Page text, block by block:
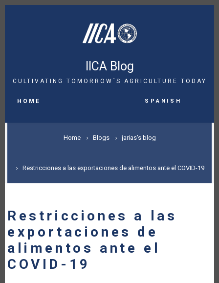
Skip
IICA Blog
CULTIVATING TOMORROW´S AGRICULTURE TODAY
NAVIGATION
HOME Spanish
BREADCRUMB
Home Blogs jarias's blog
Restricciones a las exportaciones de alimentos ante el COVID-19
Restricciones a las
exportaciones de
alimentos ante el
COVID-19